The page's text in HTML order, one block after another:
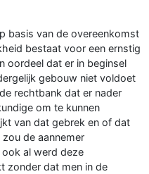
basis van de overeenkomst
bestaat voor een ernstig
oordeel dat er in beginsel
gebouw niet voldoet
rechtbank dat er nader
om te kunnen
van dat gebrek en of dat
de aannemer
al werd deze
zonder dat men in de